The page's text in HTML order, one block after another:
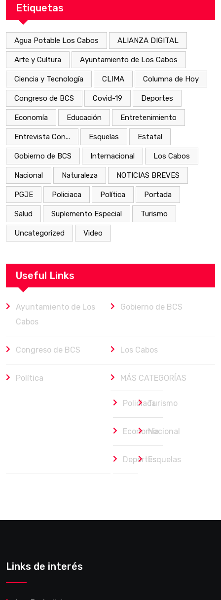
Etiquetas
Agua Potable Los Cabos ALIANZA DIGITAL
Arte y Cultura Ayuntamiento de Los Cabos
Ciencia y Tecnología CLIMA Columna de Hoy
Congreso de BCS Covid-19 Deportes
Economía Educación Entretenimiento
Entrevista Con... Esquelas Estatal
Gobierno de BCS Internacional Los Cabos
Nacional Naturaleza NOTICIAS BREVES
PGJE Policiaca Política Portada
Salud Suplemento Especial Turismo
Uncategorized Video
Useful Links
Ayuntamiento de Los
Cabos
Gobierno de BCS
Congreso de BCS Los Cabos
Política MÁS CATEGORÍAS
PoliciacaTurismo
EconomíaNacional
DeportesEsquelas
Links de interés